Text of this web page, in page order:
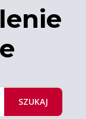
SZUKAJ